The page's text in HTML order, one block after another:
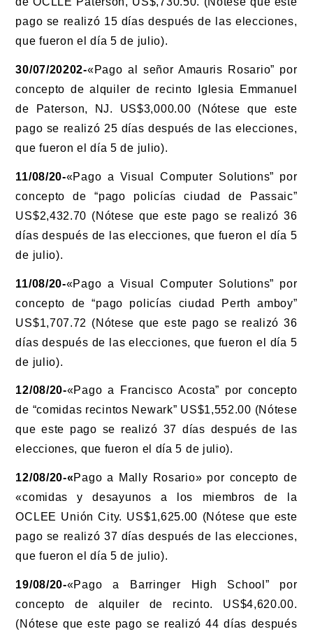
pago se realizó 15 días después de las elecciones,
que fueron el día 5 de julio).
30/07/20202-«Pago al señor Amauris Rosario” por
concepto de alquiler de recinto Iglesia Emmanuel
de Paterson, NJ. US$3,000.00 (Nótese que este
pago se realizó 25 días después de las elecciones,
que fueron el día 5 de julio).
11/08/20-«Pago a Visual Computer Solutions” por
concepto de “pago policías ciudad de Passaic”
US$2,432.70 (Nótese que este pago se realizó 36
días después de las elecciones, que fueron el día 5
de julio).
11/08/20-«Pago a Visual Computer Solutions” por
concepto de “pago policías ciudad Perth amboy”
US$1,707.72 (Nótese que este pago se realizó 36
días después de las elecciones, que fueron el día 5
de julio).
12/08/20-«Pago a Francisco Acosta” por concepto
de “comidas recintos Newark” US$1,552.00 (Nótese
que este pago se realizó 37 días después de las
elecciones, que fueron el día 5 de julio).
12/08/20-«Pago a Mally Rosario» por concepto de
«comidas y desayunos a los miembros de la
OCLEE Unión City. US$1,625.00 (Nótese que este
pago se realizó 37 días después de las elecciones,
que fueron el día 5 de julio).
19/08/20-«Pago a Barringer High School” por
concepto de alquiler de recinto. US$4,620.00.
(Nótese que este pago se realizó 44 días después